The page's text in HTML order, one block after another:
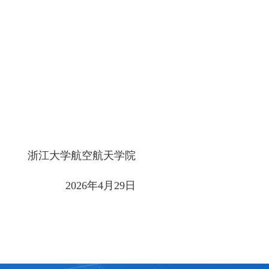
浙江大学航空航天学院
2026年4月29日